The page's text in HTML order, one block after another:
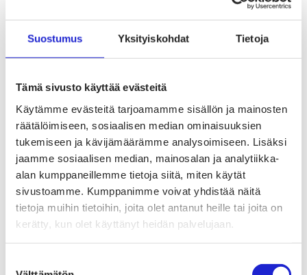
Suostumus Yksityiskohdat Tietoja
Tämä sivusto käyttää evästeitä
Käytämme evästeitä tarjoamamme sisällön ja mainosten
räätälöimiseen, sosiaalisen median ominaisuuksien
tukemiseen ja kävijämäärämme analysoimiseen. Lisäksi
jaamme sosiaalisen median, mainosalan ja analytiikka-
alan kumppaneillemme tietoja siitä, miten käytät
sivustoamme. Kumppanimme voivat yhdistää näitä
tietoja muihin tietoihin, joita olet antanut heille tai joita on
kerätty, kun olet käyttänyt heidän palvelujaan.
Mukana sitoumuksessa
Liity mukaan
TKI-toiminta
Vaikuttaminen
Mahdollisuuksien ala – lue vaikuttamis­viestimme
EU-vaalit 2024: Reilut pelisäännöt turvaavat
elinvoimaisen tekstiili- ja muotialan Suomessa ja
Euroopassa
Tekstiili- ja muotialasta viennin uusi kärki
Suomesta tekstiilialan kiertotalouden &
vastuullisuuden suunnannäyttäjä
Tekstiili- ja muotiala tarvitsee monipuolista
osaamista
Tekstiiliala on tärkeä osa Suomen
huoltovarmuutta